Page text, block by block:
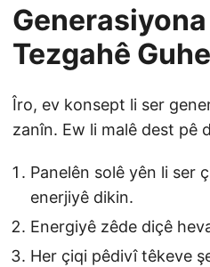
Tezgahê
Îro, ev konsept li ser
zanîn. Ew li malê dest pê
Panelên solê yên li ser
enerjiyê dikin.
Energiyê zêde diçê
Her çiqi pêdivî têkeve